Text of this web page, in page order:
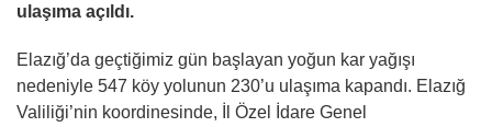
ulaşıma açıldı.
Elazığ’da geçtiğimiz gün başlayan yoğun kar yağışı
nedeniyle 547 köy yolunun 230’u ulaşıma kapandı. Elazığ
Valiliği’nin koordinesinde, İl Özel İdare Genel